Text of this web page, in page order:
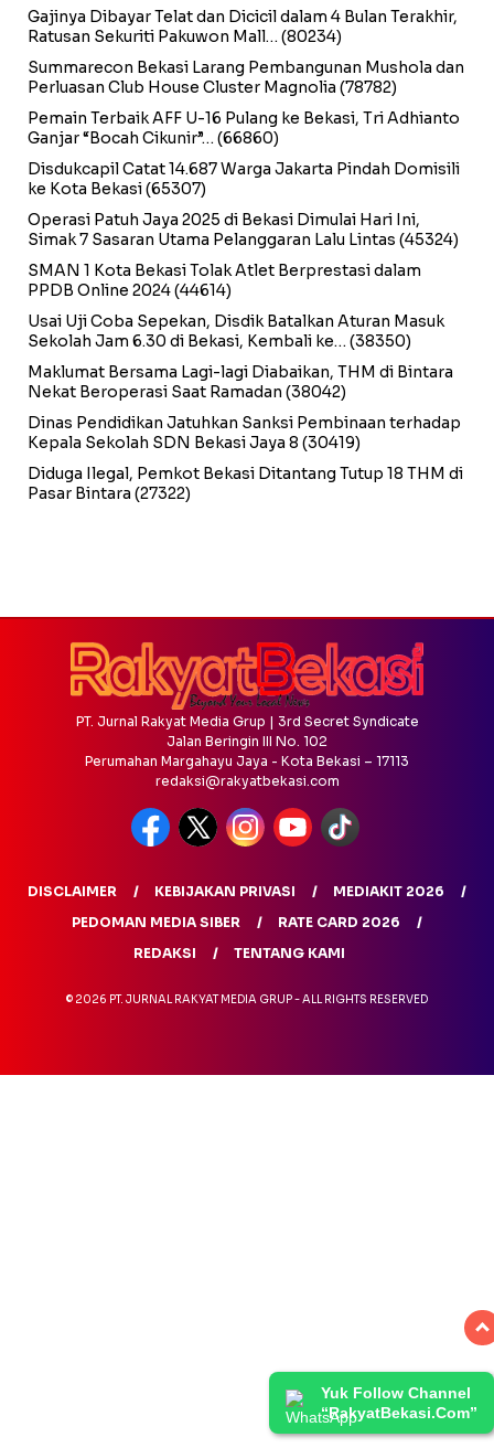
Gajinya Dibayar Telat dan Dicicil dalam 4 Bulan Terakhir,
Ratusan Sekuriti Pakuwon Mall… (80234)
Summarecon Bekasi Larang Pembangunan Mushola dan
Perluasan Club House Cluster Magnolia (78782)
Pemain Terbaik AFF U-16 Pulang ke Bekasi, Tri Adhianto
Ganjar “Bocah Cikunir”… (66860)
Disdukcapil Catat 14.687 Warga Jakarta Pindah Domisili
ke Kota Bekasi(65307)
Operasi Patuh Jaya 2025 di Bekasi Dimulai Hari Ini,
Simak 7 Sasaran Utama Pelanggaran Lalu Lintas (45324)
SMAN 1 Kota Bekasi Tolak Atlet Berprestasi dalam
PPDB Online 2024(44614)
Usai Uji Coba Sepekan, Disdik Batalkan Aturan Masuk
Sekolah Jam 6.30 di Bekasi, Kembali ke… (38350)
Maklumat Bersama Lagi-lagi Diabaikan, THM di Bintara
Nekat Beroperasi Saat Ramadan (38042)
Dinas Pendidikan Jatuhkan Sanksi Pembinaan terhadap
Kepala Sekolah SDN Bekasi Jaya 8 (30419)
Diduga Ilegal, Pemkot Bekasi Ditantang Tutup 18 THM di
Pasar Bintara (27322)
Yuk Follow Channel
“RakyatBekasi.Com”
PT. Jurnal Rakyat Media Grup | 3rd Secret Syndicate
Jalan Beringin III No. 102
Perumahan Margahayu Jaya - Kota Bekasi – 17113
redaksi@rakyatbekasi.com
DISCLAIMER KEBIJAKAN PRIVASI
MEDIAKIT 2026
PEDOMAN MEDIA SIBER
RATE CARD 2026
REDAKSI
TENTANG KAMI
© 2026 PT. JURNAL RAKYAT MEDIA GRUP - ALL RIGHTS RESERVED